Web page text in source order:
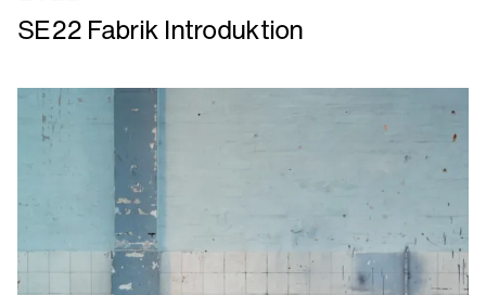
om
Fabrik
Introduktion
SE22 Fabrik Introduktion